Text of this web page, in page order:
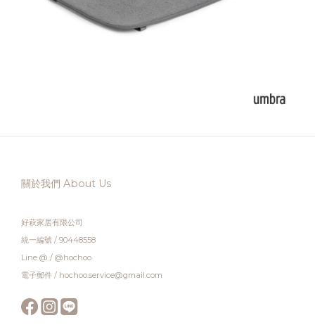
關於我們 About Us
好萩家居有限公司
統一編號 / 90448558
Line @ / @hochoo
電子郵件 / hochoo.service@gmail.com